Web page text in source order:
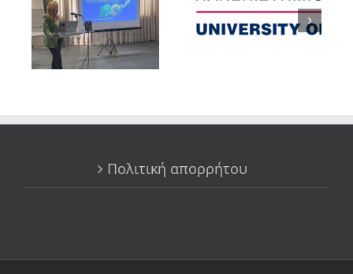
Πολιτική απορρήτου